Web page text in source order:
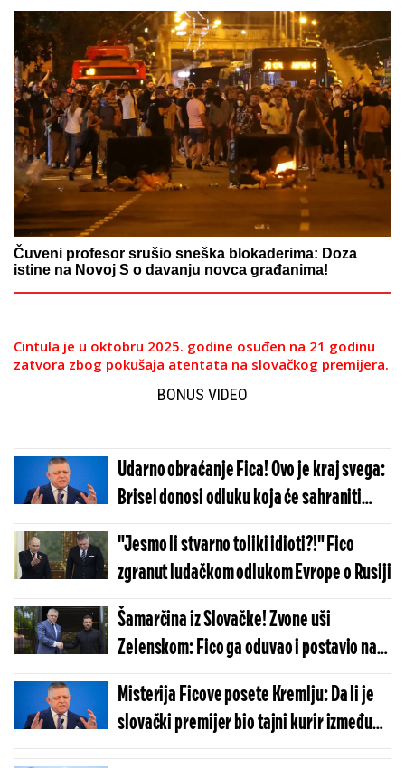
Čuveni profesor srušio sneška blokaderima: Doza
istine na Novoj S o davanju novca građanima!
Cintula je u oktobru 2025. godine osuđen na 21 godinu
zatvora zbog pokušaja atentata na slovačkog premijera.
BONUS VIDEO
Udarno obraćanje Fica! Ovo je kraj svega:
Brisel donosi odluku koja će sahraniti
celu EU
"Jesmo li stvarno toliki idioti?!" Fico
zgranut ludačkom odlukom Evrope o Rusiji
Šamarčina iz Slovačke! Zvone uši
Zelenskom: Fico ga oduvao i postavio na
mesto: Jednom čoveku možeš samo da se
javiš...
Misterija Ficove posete Kremlju: Da li je
slovački premijer bio tajni kurir između
Zelenskog i Putina?